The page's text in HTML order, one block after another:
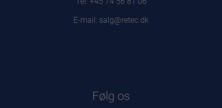
E-mail: salg@retec.dk
Følg os